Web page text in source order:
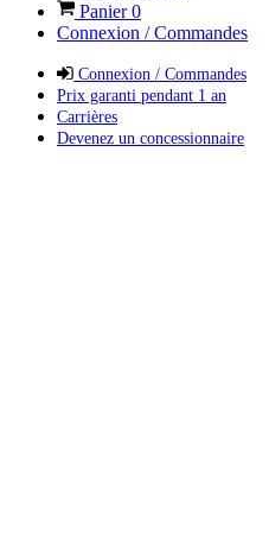
Panier0
Connexion / Commandes
Connexion / Commandes
Prix garanti pendant 1 an
Carrières
Devenez un concessionnaire